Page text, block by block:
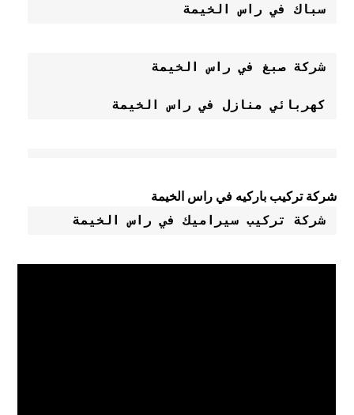
سباك في راس الخيمة
شركة صبغ في راس الخيمة
كهربائي منازل في راس الخيمة
شركة تركيب باركيه في راس الخيمة
شركة تركيب سيراميك في راس الخيمة